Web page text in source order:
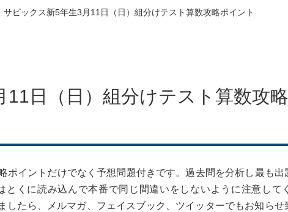
サピックス新5年生3月11日（日）組分けテスト算数攻略ポイント
日（日）組分けテスト算数攻
イントだけでなく予想問題付きです。過去問を分析し最も出
くに読み込んで本番で同じ間違いをしないように注意して
たら、メルマガ、フェイスブック、ツイッターでもお知らせ